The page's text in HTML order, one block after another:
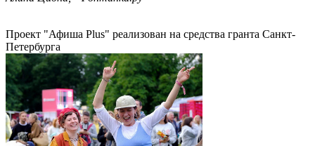
Проект "Афиша Plus" реализован на средства гранта Санкт-
Петербурга